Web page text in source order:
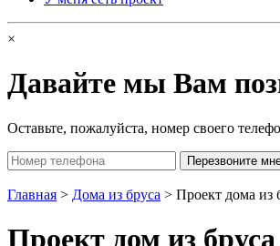
×
Давайте мы Вам
Оставьте, пожалуйста, номер своего
Главная > Дома из бруса > Проект дома из
Проект дом из